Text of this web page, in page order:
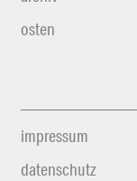
osten
impressum
datenschutz